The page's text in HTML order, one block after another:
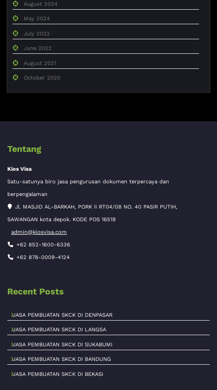
August 2024
May 2024
July 2022
June 2022
August 2021
October 2020
Tentang
Kios Visa
Satu-satunya biro jasa pengurusan dokumen terpercaya dan
berpengalaman
Jl. MASJID AL-BARKAH, PORK II RT04/08 NO. 40 PASIR PUTIH,
SAWANGAN kota depok. KODE POS 16519
admin@kiosvisa.com
+62 852-1600-6336
+62 878-0009-4124
Recent Posts
JASA PEMBUATAN SKCK DI DENPASAR
JASA PEMBUATAN SKCK DI LANGSA
JASA PEMBUATAN SKCK DI SUKABUMI
JASA PEMBUATAN SKCK DI BANDUNG
JASA PEMBUATAN SKCK DI BEKASI